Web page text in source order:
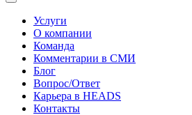
Услуги
О компании
Команда
Комментарии в СМИ
Блог
Вопрос/Ответ
Карьера в HEADS
Контакты